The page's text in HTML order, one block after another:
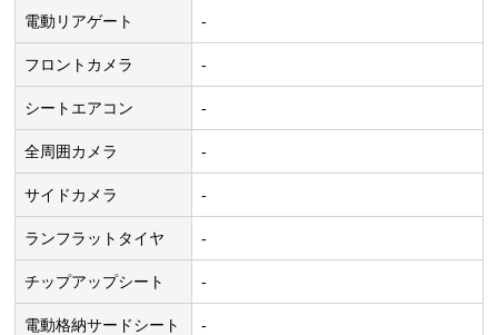
電動リアゲート -
フロントカメラ -
シートエアコン -
全周囲カメラ -
サイドカメラ -
ランフラットタイヤ -
チップアップシート -
電動格納サードシート -